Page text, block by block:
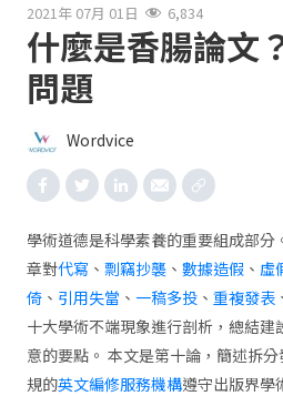
2021年 07月 01日 6,834
什麼是香腸論文
問題
Wordvice
學術道德是科學素養的重要組成部
章對代寫 、 剽竊抄襲、 數據造假 、 虛
倚、 引用失當 、 一稿多投、 重複發表
十大學術不端現象進行剖析，總結
意的要點。 本文是第十論，簡述拆
規的英文編修服務機構遵守出版界學